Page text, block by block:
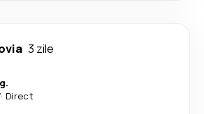
3 zile
· Direct